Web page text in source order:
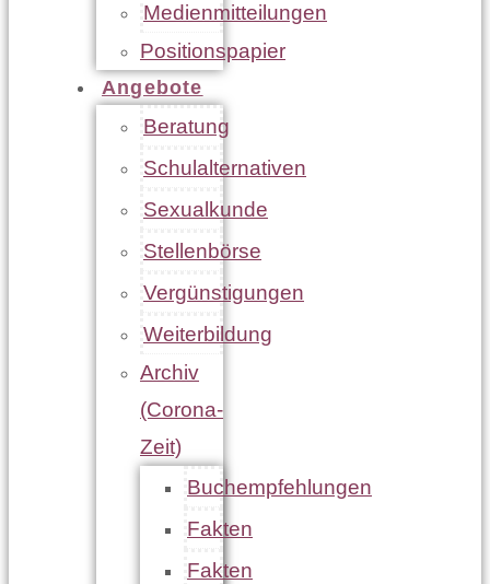
Medienmitteilungen
Positionspapier
Angebote
Beratung
Schulalternativen
Sexualkunde
Stellenbörse
Vergünstigungen
Weiterbildung
Archiv
(Corona-
Zeit)
Buchempfehlungen
Fakten
Fakten